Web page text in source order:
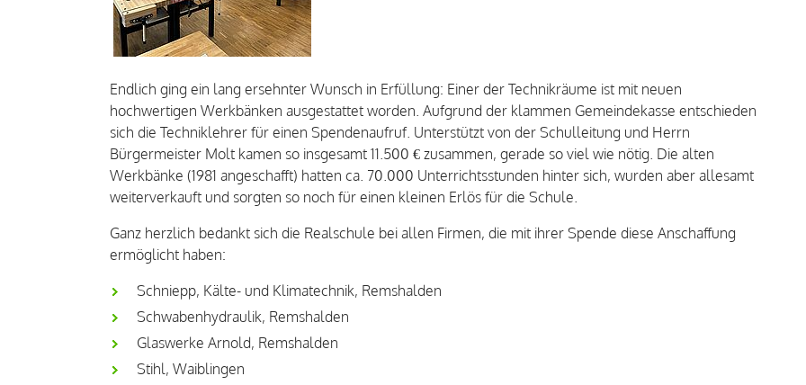
Endlich ging ein lang ersehnter Wunsch in Erfüllung: Einer der Technikräume ist mit neuen
hochwertigen Werkbänken ausgestattet worden. Aufgrund der klammen Gemeindekasse entschieden
sich die Techniklehrer für einen Spendenaufruf. Unterstützt von der Schulleitung und Herrn
Bürgermeister Molt kamen so insgesamt 11.500 € zusammen, gerade so viel wie nötig. Die alten
Werkbänke (1981 angeschafft) hatten ca. 70.000 Unterrichtsstunden hinter sich, wurden aber allesamt
weiterverkauft und sorgten so noch für einen kleinen Erlös für die Schule.
Ganz herzlich bedankt sich die Realschule bei allen Firmen, die mit ihrer Spende diese Anschaffung
ermöglicht haben:
Schniepp, Kälte- und Klimatechnik, Remshalden
Schwabenhydraulik, Remshalden
Glaswerke Arnold, Remshalden
Stihl, Waiblingen